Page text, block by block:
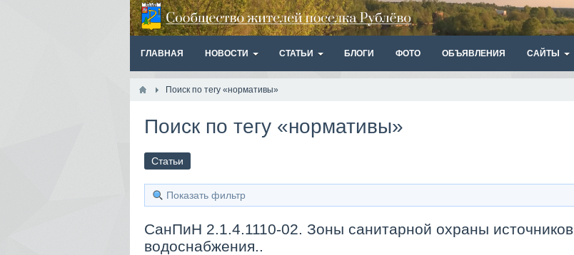
ГЛАВНАЯ НОВОСТИ СТАТЬИ БЛОГИ ФОТО ОБЪЯВЛЕНИЯ САЙТЫ
Поиск по тегу «нормативы»
Поиск по тегу «нормативы»
Статьи
Показать фильтр
СанПиН 2.1.4.1110-02. Зоны санитарной охраны источников
водоснабжения..